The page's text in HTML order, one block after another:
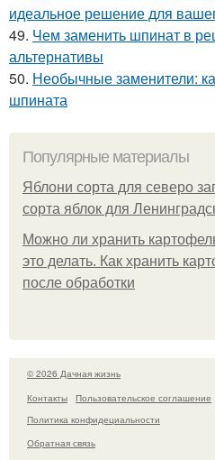
идеальное решение для
49. Чем заменить шпинат в
альтернативы
50. Необычные заменители:
шпината
Популярные материалы
Яблони сорта для северо
сорта яблок для
Можно ли хранить
это делать. Как хранить
после обработки
© 2026 Дачная жизнь
Контакты
Пользовательское соглашение
Политика конфидециальности
Обратная связь